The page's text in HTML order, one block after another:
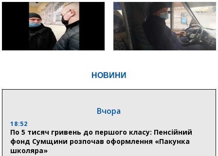
НОВИНИ
Вчора
18:52
По 5 тисяч гривень до першого класу: Пенсійний
фонд Сумщини розпочав оформлення «Пакунка
школяра»